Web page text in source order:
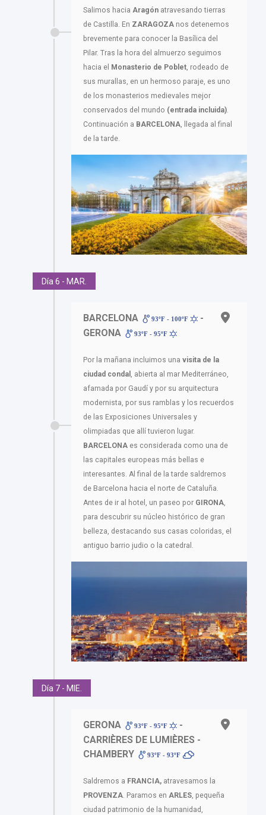
Salimos hacia Aragón atravesando tierras
de Castilla. En ZARAGOZA nos detenemos
brevemente para conocer la Basílica del
Pilar. Tras la hora del almuerzo seguimos
hacia el Monasterio de Poblet , rodeado de
sus murallas, en un hermoso paraje, es uno
de los monasterios medievales mejor
conservados del mundo (entrada incluida)
Continuación a BARCELONA , llegada al final
de la tarde.
Día 6 - MAR.
BARCELONA 93ºF - 100ºF
-
GERONA
93ºF - 95ºF
Por la mañana incluimos una visita de la
ciudad condal , abierta al mar Mediterráneo,
afamada por Gaudí y por su arquitectura
modernista, por sus ramblas y los recuerdos
de las Exposiciones Universales y
olimpiadas que allí tuvieron lugar.
BARCELONA es considerada como una de
las capitales europeas más bellas e
interesantes. Al final de la tarde saldremos
de Barcelona hacia el norte de Cataluña.
Antes de ir al hotel, un paseo por GIRONA,
para descubrir su núcleo histórico de gran
belleza, destacando sus casas coloridas, el
antiguo barrio judio o la catedral.
Día 7 - MIE.
GERONA 93ºF - 95ºF
-
CARRIÈRES DE LUMIÈRES -
CHAMBERY
93ºF - 93ºF
Saldremos a FRANCIA, atravesamos la
PROVENZA. Paramos en ARLES, pequeña
ciudad patrimonio de la humanidad,